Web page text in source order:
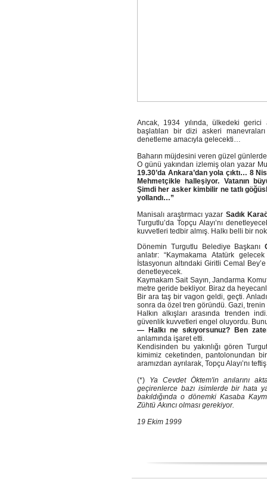
Ancak, 1934 yılında, ülkedeki gerici
başlatılan bir dizi askeri
denetleme amacıyla gelecekti…
Baharın müjdesini veren güzel
O günü yakından izlemiş olan yazar
19.30’da Ankara’dan yola çıktı… 8
Mehmetçikle halleşiyor. Vatanın
Şimdi her asker kimbilir ne tatlı
yollandı…”
Manisalı araştırmacı yazar Sadık
Turgutlu’da Topçu Alayı’nı
kuvvetleri tedbir almış. Halkı belli bir
Dönemin Turgutlu Belediye Başkanı
anlatır: “Kaymakama Atatürk
İstasyonun altındaki Giritli Cemal
denetleyecek.
Kaymakam Sait Sayın, Jandarma
metre geride bekliyor. Biraz da
Bir ara taş bir vagon geldi, geçti.
sonra da özel tren göründü. Gazi,
Halkın alkışları arasında trenden
güvenlik kuvvetleri engel oluyordu.
— Halkı ne sıkıyorsunuz? Ben
anlamında işaret etti.
Kendisinden bu yakınlığı gören
kimimiz ceketinden, pantolonundan
aramızdan ayrılarak, Topçu Alayı’nı
(*) Ya Cevdet Öktem'in anılarını
geçirenlerce bazı isimlerde bir hata
bakıldığında o dönemki Kasaba
Zühtü Akıncı olması gerekiyor.
19 Ekim 1999